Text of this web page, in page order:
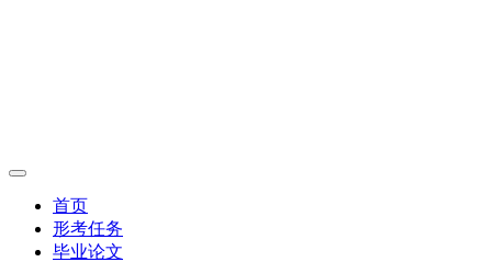
首页
形考任务
毕业论文